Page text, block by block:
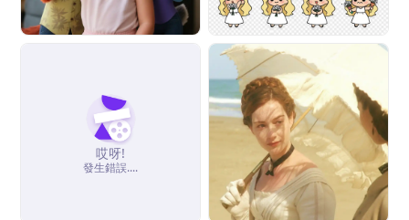
哎呀!
發生錯誤....